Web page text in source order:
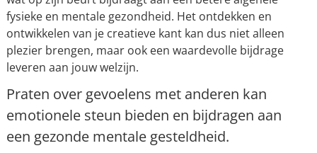
fysieke en mentale gezondheid. Het ontdekken en
ontwikkelen van je creatieve kant kan dus niet alleen
plezier brengen, maar ook een waardevolle bijdrage
leveren aan jouw welzijn.
Praten over gevoelens met anderen kan
emotionele steun bieden en bijdragen aan
een gezonde mentale gesteldheid.